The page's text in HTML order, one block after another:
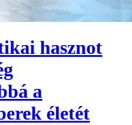
hasznot
a
életét